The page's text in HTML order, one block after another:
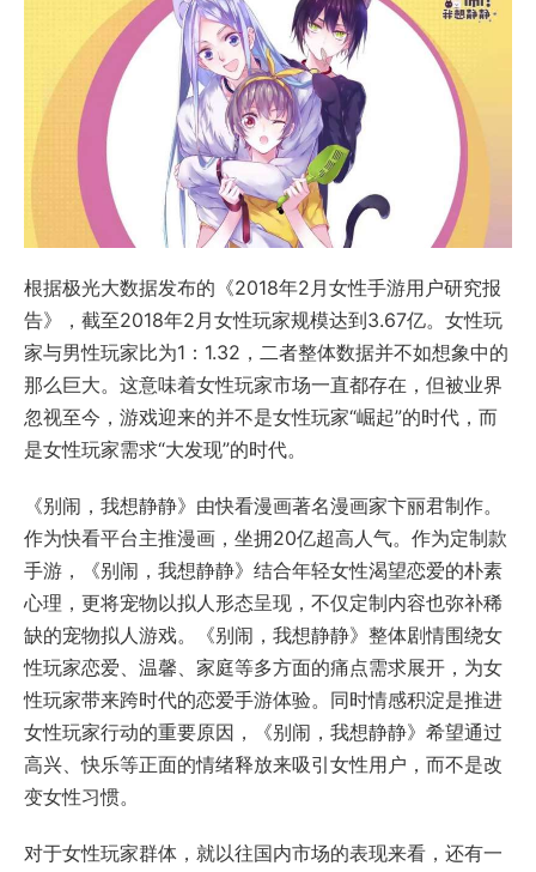
根据极光大数据发布的《2018年2月女性手游用户研究报
告》，截至2018年2月女性玩家规模达到3.67亿。女性玩
家与男性玩家比为1：1.32，二者整体数据并不如想象中的
那么巨大。这意味着女性玩家市场一直都存在，但被业界
忽视至今，游戏迎来的并不是女性玩家“崛起”的时代，而
是女性玩家需求“大发现”的时代。
《别闹，我想静静》由快看漫画著名漫画家卞丽君制作。
作为快看平台主推漫画，坐拥20亿超高人气。作为定制款
手游，《别闹，我想静静》结合年轻女性渴望恋爱的朴素
心理，更将宠物以拟人形态呈现，不仅定制内容也弥补稀
缺的宠物拟人游戏。《别闹，我想静静》整体剧情围绕女
性玩家恋爱、温馨、家庭等多方面的痛点需求展开，为女
性玩家带来跨时代的恋爱手游体验。同时情感积淀是推进
女性玩家行动的重要原因，《别闹，我想静静》希望通过
高兴、快乐等正面的情绪释放来吸引女性用户，而不是改
变女性习惯。
对于女性玩家群体，就以往国内市场的表现来看，还有一